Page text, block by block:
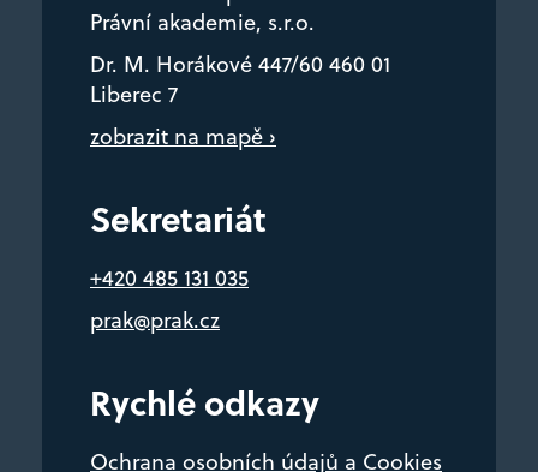
Právní akademie, s.r.o.
Dr. M. Horákové 447/60 460 01
Liberec 7
zobrazit na mapě ›
Sekretariát
+420 485 131 035
prak@prak.cz
Rychlé odkazy
Ochrana osobních údajů a Cookies